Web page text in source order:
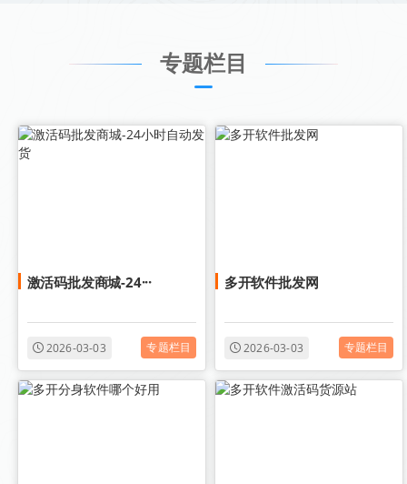
专题栏目
激活码批发商城-24···
2026-03-03 专题栏目
多开软件批发网
2026-03-03 专题栏目